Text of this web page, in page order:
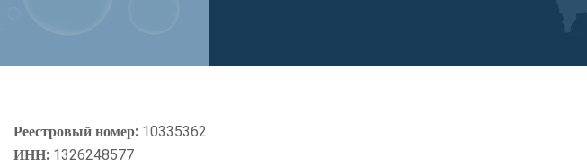
Реестровый номер: 10335362
ИНН: 1326248577